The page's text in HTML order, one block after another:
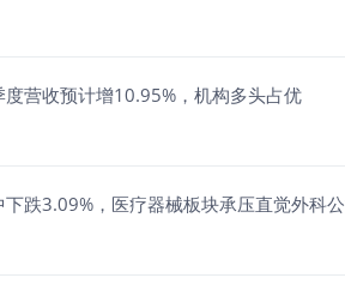
营收预计增10.95%，机构多头占优
跌3.09%，医疗器械板块承压直觉外科